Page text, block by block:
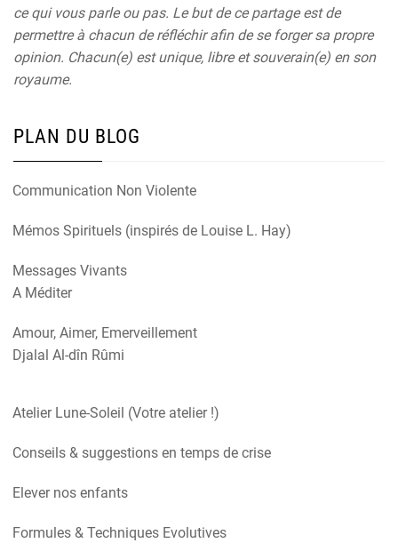
ce qui vous parle ou pas. Le but de ce partage est de
permettre à chacun de réfléchir afin de se forger sa propre
opinion. Chacun(e) est unique, libre et souverain(e) en son
royaume.
PLAN DU BLOG
Communication Non Violente
Mémos Spirituels (inspirés de Louise L. Hay)
Messages Vivants
A Méditer
Amour, Aimer, Emerveillement
Djalal Al-dîn Rûmi
Atelier Lune-Soleil (Votre atelier !)
Conseils & suggestions en temps de crise
Elever nos enfants
Formules & Techniques Evolutives